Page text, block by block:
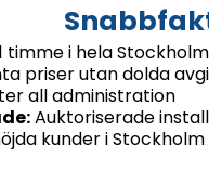
timme i hela Stockholm
priser utan dolda
all administration
Auktoriserade
kunder i Stockholm